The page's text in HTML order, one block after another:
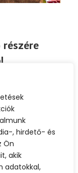
, hirdető- és
Ön
akik
adatokkal,
9-